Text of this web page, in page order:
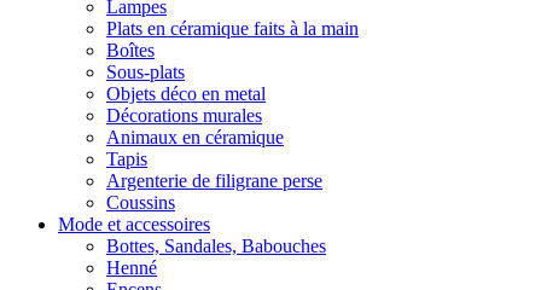
Lampes
Plats en céramique faits à la main
Boîtes
Sous-plats
Objets déco en metal
Décorations murales
Animaux en céramique
Tapis
Argenterie de filigrane perse
Coussins
Mode et accessoires
Bottes, Sandales, Babouches
Henné